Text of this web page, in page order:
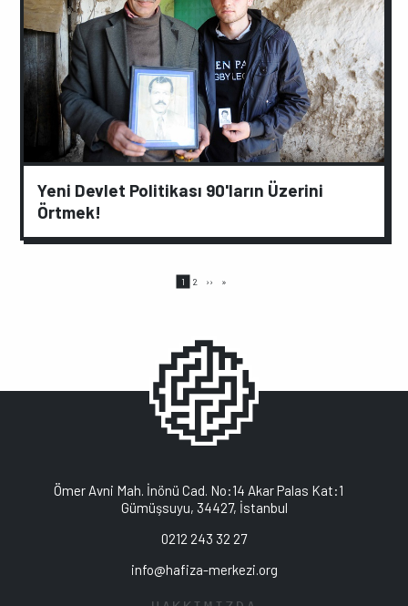
Yeni Devlet Politikası 90'ların Üzerini
Örtmek!
Page
1 2
sayfa
››
sayfa
»
Ömer Avni Mah. İnönü Cad. No:14 Akar Palas Kat:1
Gümüşsuyu, 34427, İstanbul
0212 243 32 27
info@hafiza-merkezi.org